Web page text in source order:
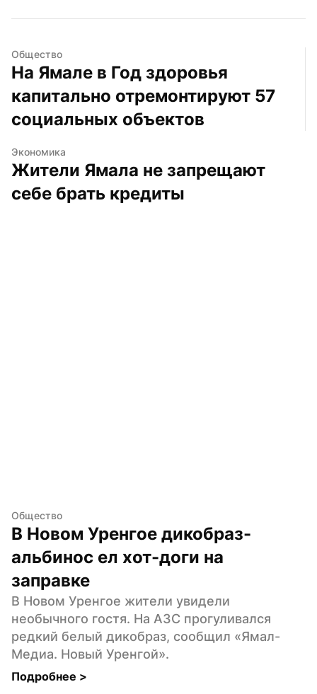
Общество
На Ямале в Год здоровья
капитально отремонтируют 57
социальных объектов
Экономика
Жители Ямала не запрещают
себе брать кредиты
Общество
В Новом Уренгое дикобраз-
альбинос ел хот-доги на
заправке
В Новом Уренгое жители увидели
необычного гостя. На АЗС прогуливался
редкий белый дикобраз, сообщил «Ямал-
Медиа. Новый Уренгой».
Подробнее >